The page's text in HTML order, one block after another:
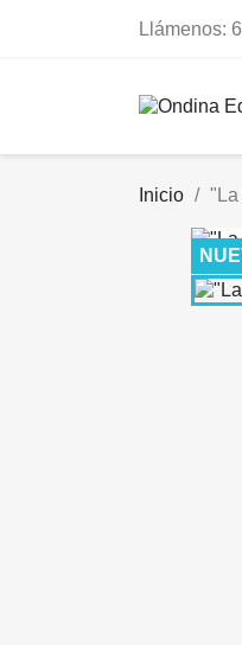
Llámenos:
Inicio "La